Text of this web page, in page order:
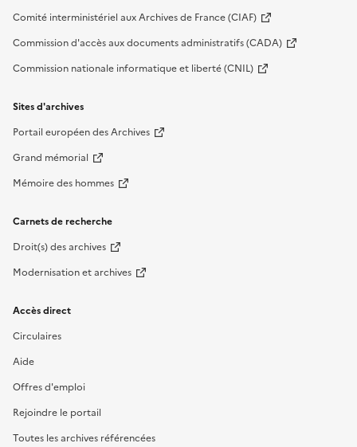
Comité interministériel aux Archives de France (CIAF)
Commission d'accès aux documents administratifs (CADA)
Commission nationale informatique et liberté (CNIL)
Sites d'archives
Portail européen des Archives
Grand mémorial
Mémoire des hommes
Carnets de recherche
Droit(s) des archives
Modernisation et archives
Accès direct
Circulaires
Aide
Offres d'emploi
Rejoindre le portail
Toutes les archives référencées